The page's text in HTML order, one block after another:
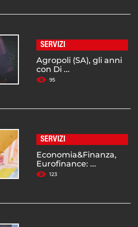
SERVIZI
Agropoli (SA), gli anni
con Di ...
95
SERVIZI
Economia&Finanza,
Eurofinance: ...
123